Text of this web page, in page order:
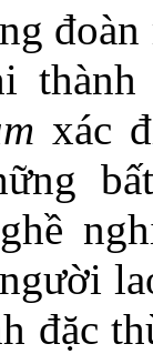
xác
đặc